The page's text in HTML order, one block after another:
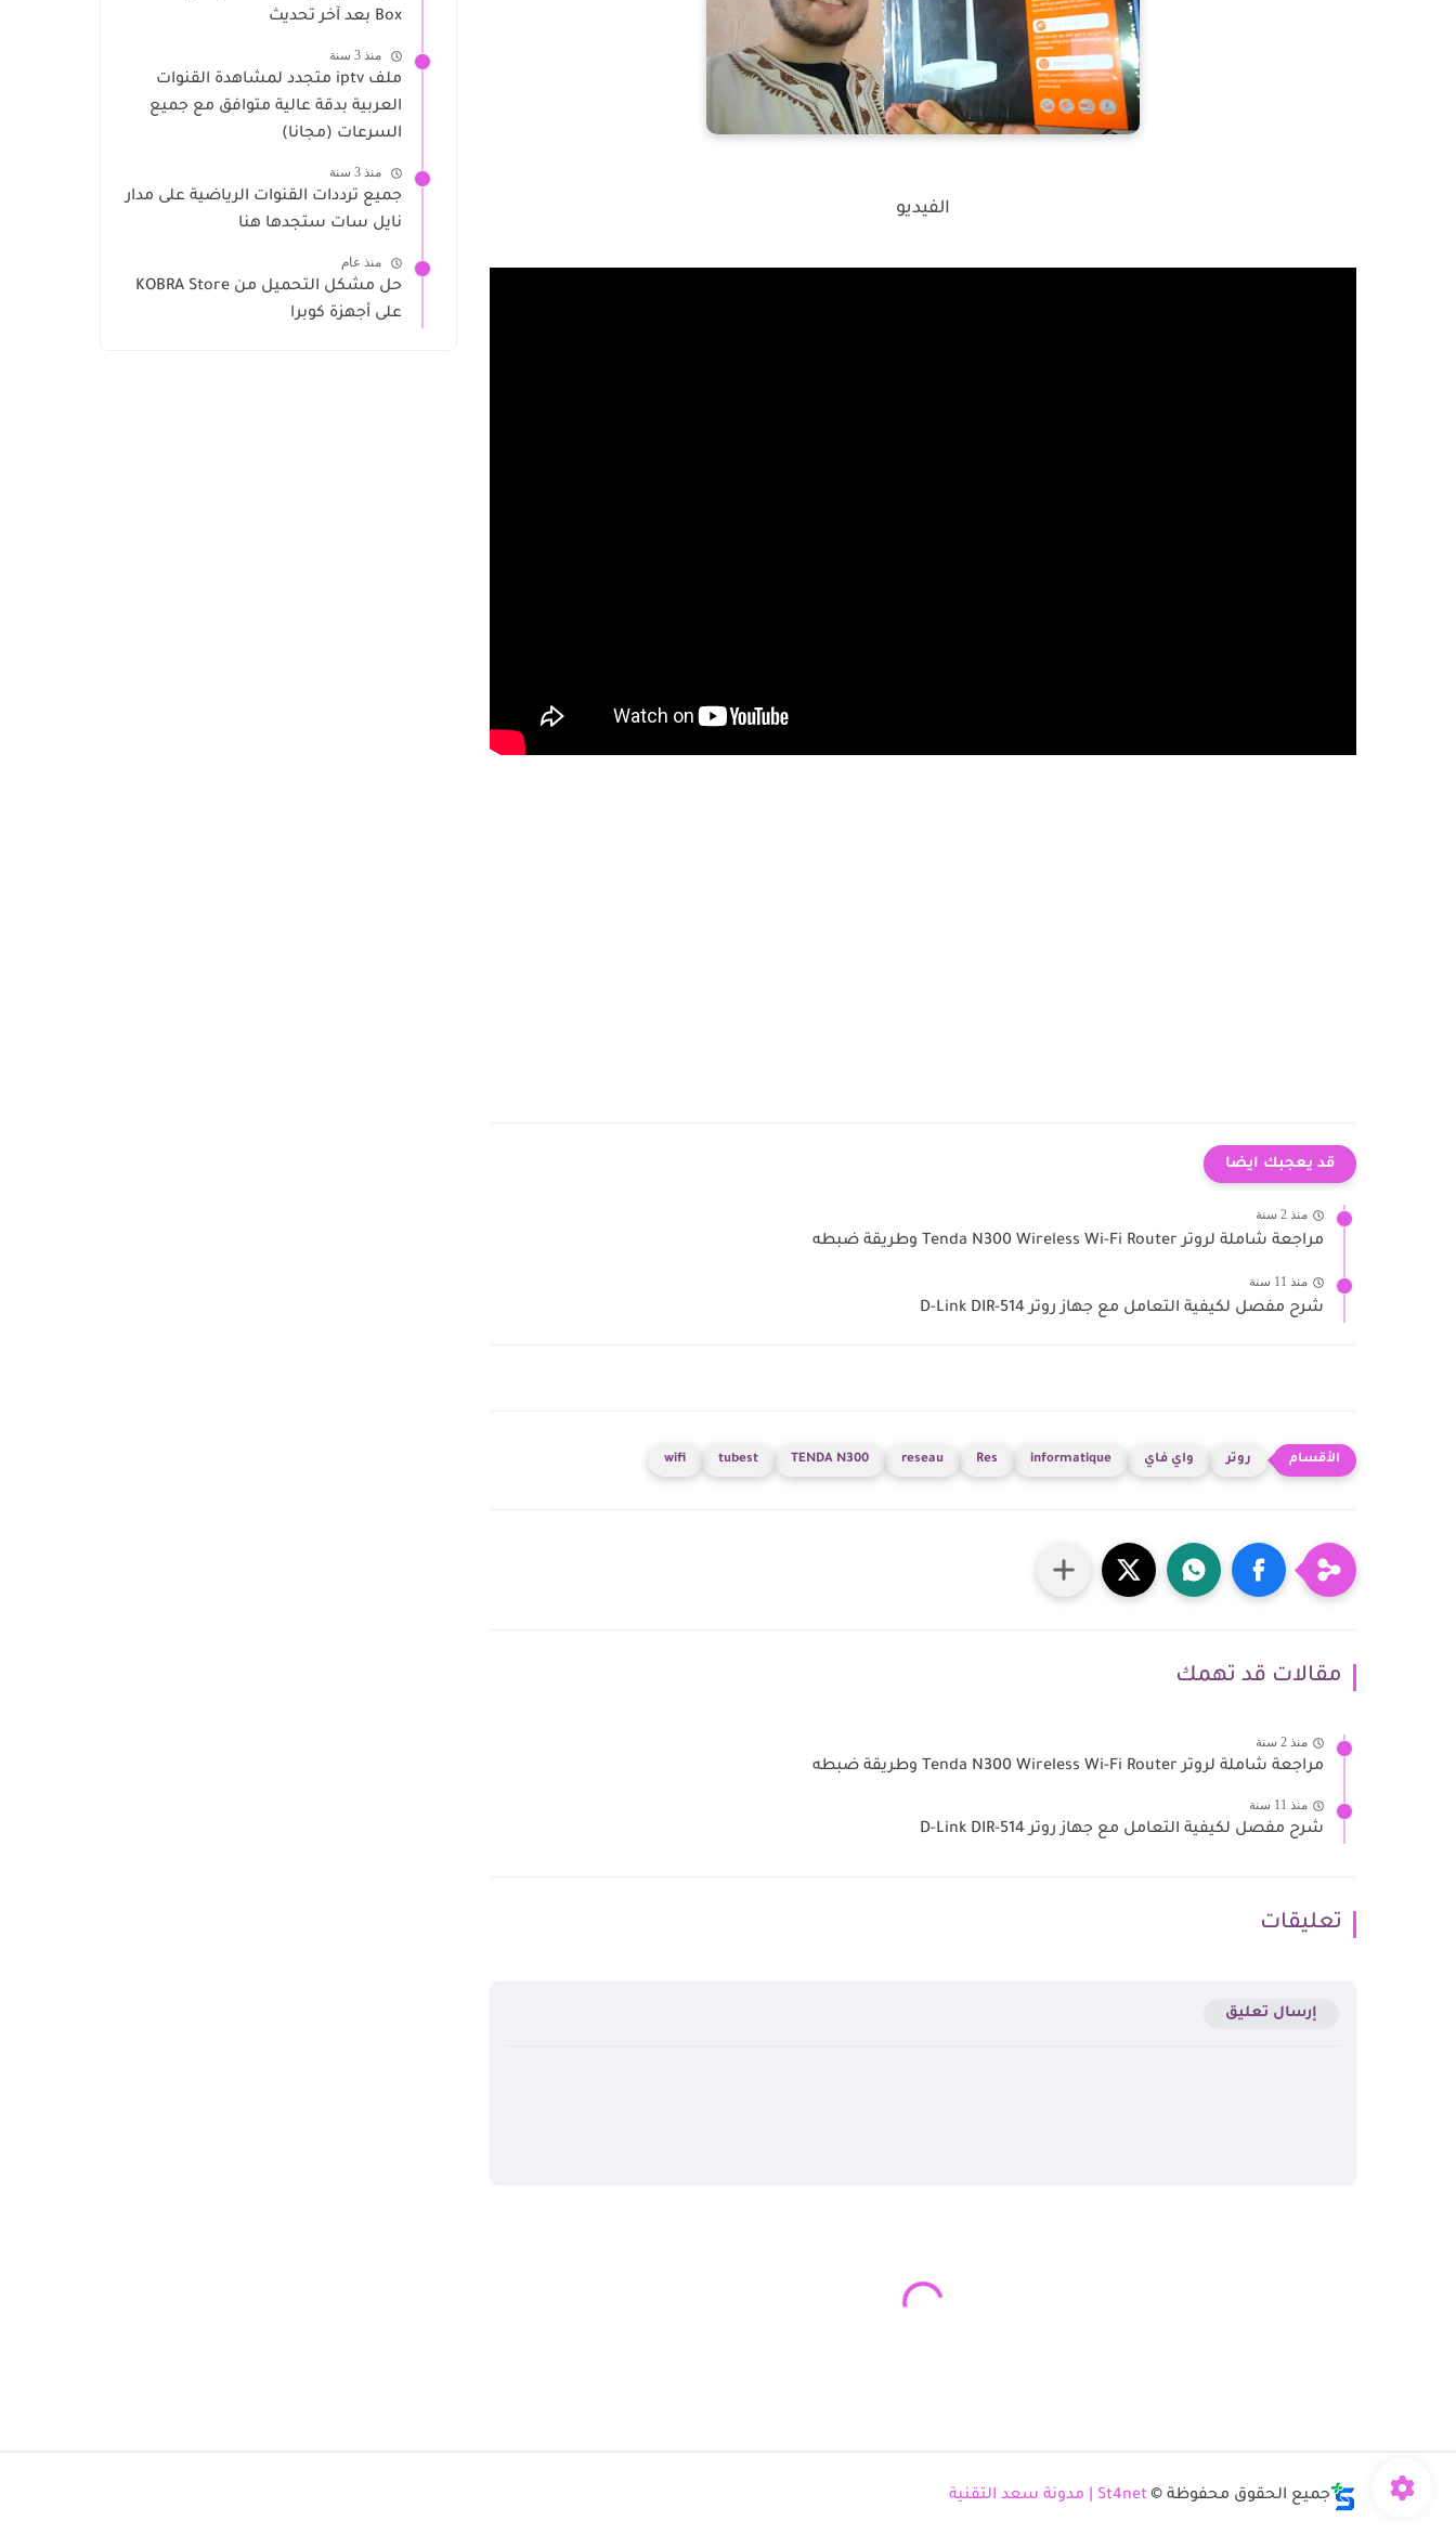
الفيديو
قد يعجبك ايضا
منذ 2 سنة
مراجعة شاملة لروتر Tenda N300 Wireless Wi-Fi Router وطريقة ضبطه
منذ 11 سنة
شرح مفصل لكيفية التعامل مع جهاز روتر D-Link DIR-514
روتر واي فاي informatique
Res
reseau
TENDA N300
tubest
wifi
مقالات قد تهمك
منذ 2 سنة
مراجعة شاملة لروتر Tenda N300 Wireless Wi-Fi Router وطريقة ضبطه
منذ 11 سنة
شرح مفصل لكيفية التعامل مع جهاز روتر D-Link DIR-514
تعليقات
إرسال تعليق
Box بعد آخر تحديث
منذ 3 سنة
ملف iptv متجدد لمشاهدة القنوات
العربية بدقة عالية متوافق مع جميع
السرعات (مجانا)
منذ 3 سنة
جميع ترددات القنوات الرياضية على مدار
نايل سات ستجدها هنا
منذ عام
حل مشكل التحميل من KOBRA Store
على أجهزة كوبرا
جميع الحقوق محفوظة ©St4net | مدونة سعد التقنية